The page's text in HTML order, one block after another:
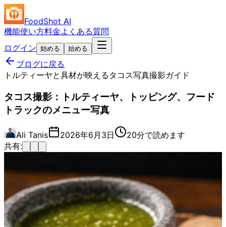
FoodShot AI
機能使い方料金よくある質問
ログイン 始める 始める
ブログに戻る
トルティーヤと具材が映えるタコス写真撮影ガイド
タコス撮影：トルティーヤ、トッピング、フード
トラックのメニュー写真
Ali Tanis 2026年6月3日
20分で読めます
共有: